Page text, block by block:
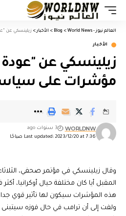
العالم نيوز - World News >
Blog
> الأخبار > زيلينسكي عن
الأخبار
زيلينسكي عن "عودة
مؤشرات على سياسة
Last updated: 2023/12/20 at 7:36 صباحًا
WORLDNW 3 سنوات ago
وقال زيلينسكي في مؤتمر صحفي،
المقبل أيا كان مختلفة حيال أوكرانيا، أكثر
هذه المؤشرات سيكون لها تأثير قوي
ولفت إلى أن ترامب في حال فوزه